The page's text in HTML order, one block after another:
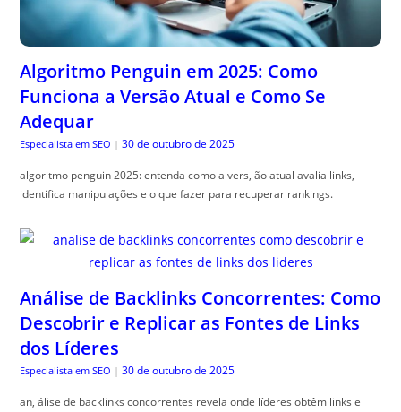
Algoritmo Penguin em 2025: Como
Funciona a Versão Atual e Como Se
Adequar
Especialista em SEO | 30 de outubro de 2025
algoritmo penguin 2025: entenda como a vers, ão atual avalia links,
identifica manipulações e o que fazer para recuperar rankings.
Análise de Backlinks Concorrentes: Como
Descobrir e Replicar as Fontes de Links
dos Líderes
Especialista em SEO | 30 de outubro de 2025
an, álise de backlinks concorrentes revela onde líderes obtêm links e